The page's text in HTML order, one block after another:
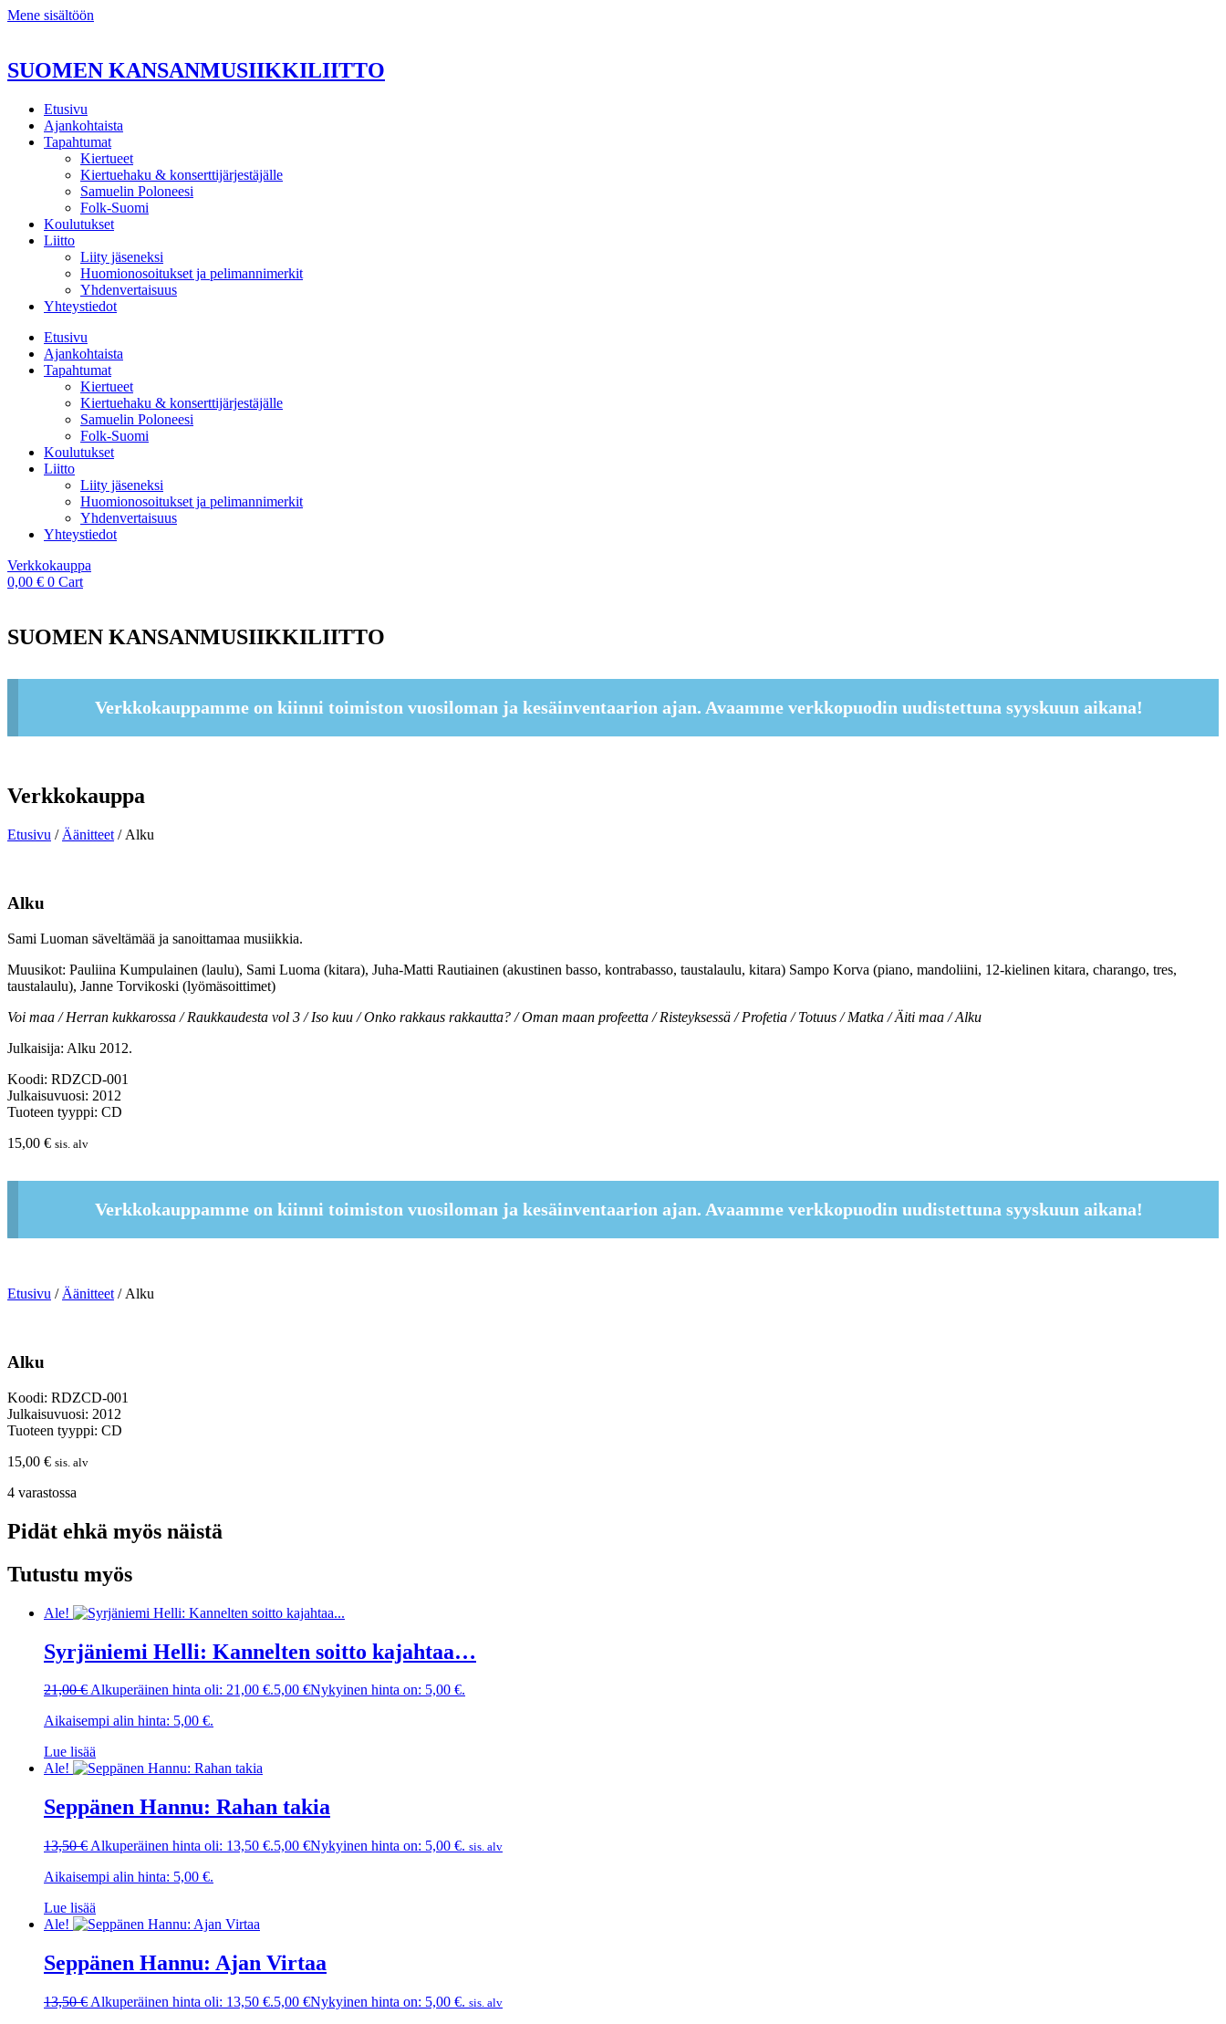
Mene sisältöön
SUOMEN KANSANMUSIIKKILIITTO
Etusivu
Ajankohtaista
Tapahtumat
Kiertueet
Kiertuehaku & konserttijärjestäjälle
Samuelin Poloneesi
Folk-Suomi
Koulutukset
Liitto
Liity jäseneksi
Huomionosoitukset ja pelimannimerkit
Yhdenvertaisuus
Yhteystiedot
Etusivu
Ajankohtaista
Tapahtumat
Kiertueet
Kiertuehaku & konserttijärjestäjälle
Samuelin Poloneesi
Folk-Suomi
Koulutukset
Liitto
Liity jäseneksi
Huomionosoitukset ja pelimannimerkit
Yhdenvertaisuus
Yhteystiedot
Verkkokauppa
0,00 € 0 Cart
SUOMEN KANSANMUSIIKKILIITTO
Verkkokauppamme on kiinni toimiston vuosiloman ja kesäinventaarion ajan. Avaamme verkkopuodin uudistettuna syyskuun aikana!
Verkkokauppa
Etusivu / Äänitteet / Alku
Alku
Sami Luoman säveltämää ja sanoittamaa musiikkia.
Muusikot: Pauliina Kumpulainen (laulu), Sami Luoma (kitara), Juha-Matti Rautiainen (akustinen basso, kontrabasso, taustalaulu, kitara) Sampo Korva (piano, mandoliini, 12-kielinen kitara, charango, tres,
taustalaulu), Janne Torvikoski (lyömäsoittimet)
Voi maa / Herran kukkarossa / Raukkaudesta vol 3 / Iso kuu / Onko rakkaus rakkautta? / Oman maan profeetta / Risteyksessä / Profetia / Totuus / Matka / Äiti maa / Alku
Julkaisija: Alku 2012.
Koodi: RDZCD-001
Julkaisuvuosi: 2012
Tuoteen tyyppi: CD
15,00 € sis. alv
Verkkokauppamme on kiinni toimiston vuosiloman ja kesäinventaarion ajan. Avaamme verkkopuodin uudistettuna syyskuun aikana!
Etusivu /Äänitteet/ Alku
Alku
Koodi: RDZCD-001
Julkaisuvuosi: 2012
Tuoteen tyyppi: CD
15,00 € sis. alv
4 varastossa
Pidät ehkä myös näistä
Tutustu myös
Ale!
Syrjäniemi Helli: Kannelten soitto kajahtaa…
21,00€Alkuperäinen hinta oli: 21,00 €.5,00 €Nykyinen hinta on: 5,00 €.
Aikaisempi alin hinta: 5,00 €.
Lue lisää
Ale!
Seppänen Hannu: Rahan takia
13,50€ Alkuperäinen hinta oli: 13,50 €.5,00 €Nykyinen hinta on: 5,00 €. sis. alv
Aikaisempi alin hinta: 5,00 €.
Lue lisää
Ale!
Seppänen Hannu: Ajan Virtaa
13,50€ Alkuperäinen hinta oli: 13,50 €.5,00 €Nykyinen hinta on: 5,00 €. sis. alv